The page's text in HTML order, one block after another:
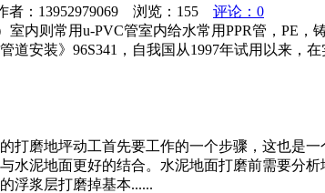
：13952979069 浏览： 155
评论：0
内则常用u-PVC管室内给水常用PPR管，PE，
道安装》96S341，自我国从1997年试用以来
打磨地坪动工首先要工作的一个步骤，这也是
水泥地面更好的结合。水泥地面打磨前需要分
浮浆层打磨掉基本......